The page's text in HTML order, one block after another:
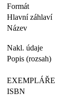
Formát
Hlavní záhlaví
Název
Nakl. údaje
Popis (rozsah)
EXEMPLÁŘE
ISBN